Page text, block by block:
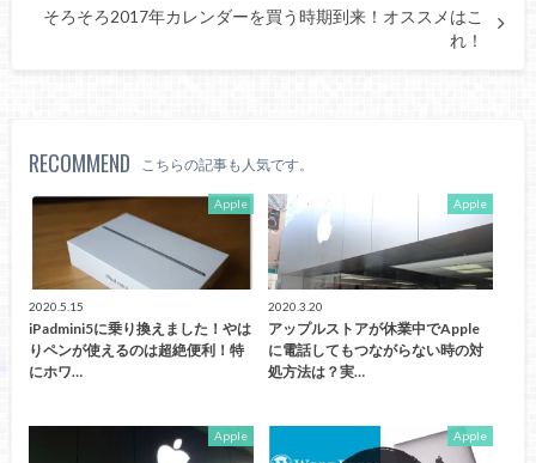
そろそろ2017年カレンダーを買う時期到来！オススメはこ
れ！
RECOMMEND こちらの記事も人気です。
Apple
2020.5.15
iPadmini5に乗り換えました！やは
りペンが使えるのは超絶便利！特
にホワ…
Apple
2020.3.20
アップルストアが休業中でApple
に電話してもつながらない時の対
処方法は？実…
Apple Apple